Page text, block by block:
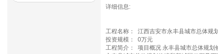
详细信息:
工程名称： 江西吉安市永丰县城市总体规
投资规模： 0万元
工程简介： 项目概况 永丰县城市总体规